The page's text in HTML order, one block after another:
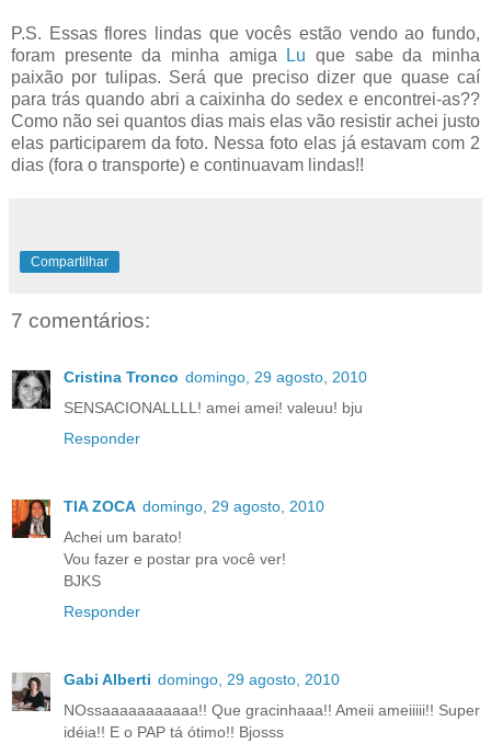
P.S. Essas flores lindas que vocês estão vendo ao fundo,
foram presente da minha amiga
Lu que sabe da minha
paixão por tulipas. Será que preciso dizer que quase caí
para trás quando abri a caixinha do sedex e encontrei-as??
Como não sei quantos dias mais elas vão resistir achei justo
elas participarem da foto. Nessa foto elas já estavam com 2
dias (fora o transporte) e continuavam lindas!!
Compartilhar
7 comentários:
Cristina Tronco domingo, 29 agosto, 2010
SENSACIONALLLL! amei amei! valeuu! bju
Responder
TIA ZOCA domingo, 29 agosto, 2010
Achei um barato!
Vou fazer e postar pra você ver!
BJKS
Responder
Gabi Alberti domingo, 29 agosto, 2010
NOssaaaaaaaaaaa!! Que gracinhaaa!! Ameii ameiiiii!! Super
idéia!! E o PAP tá ótimo!! Bjosss